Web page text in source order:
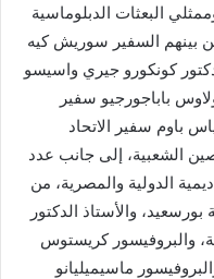
البعثات الدبلوماسية
بينهم السفير سوريش كيه
كونكورو جيري واسيسو
باباجورجيو سفير
باوم سفير الاتحاد
الشعبية، إلى جانب عدد
الدولية والمصرية، من
والأستاذ الدكتور
والبروفيسور كريستوس
ماسيميليانو